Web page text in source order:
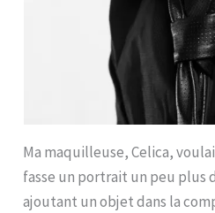
Ma maquilleuse, Celica,
fasse un portrait un peu plus
ajoutant un objet dans la